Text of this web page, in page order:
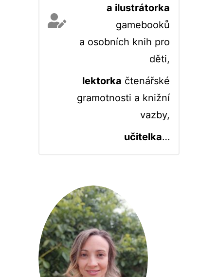
a ilustrátorka
gamebooků
a osobních knih pro
děti,
lektorka čtenářské
gramotnosti a knižní
vazby,
učitelka…